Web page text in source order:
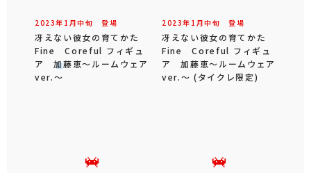
2023年 1 月中旬 登場
冴えない彼女の育てかた
Fine Coreful フィギュ
ア 加藤恵～ルームウェア
ver.～
2023年 1 月中旬 登場
冴えない彼女の育てかた
Fine Coreful フィギュ
ア 加藤恵～ルームウェア
ver.～ (タイクレ限定)